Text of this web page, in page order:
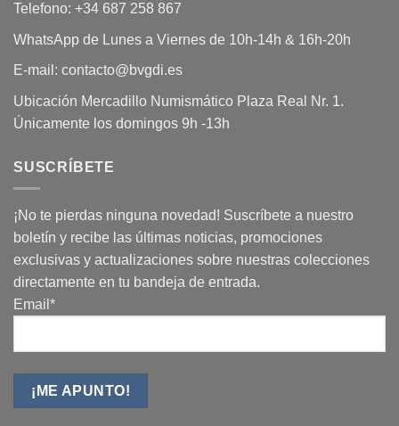
Telefono: +34 687 258 867
WhatsApp de Lunes a Viernes de 10h-14h & 16h-20h
E-mail: contacto@bvgdi.es
Ubicación Mercadillo Numismático Plaza Real Nr. 1.
Únicamente los domingos 9h -13h
SUSCRÍBETE
¡No te pierdas ninguna novedad! Suscríbete a nuestro
boletín y recibe las últimas noticias, promociones
exclusivas y actualizaciones sobre nuestras colecciones
directamente en tu bandeja de entrada.
Email*